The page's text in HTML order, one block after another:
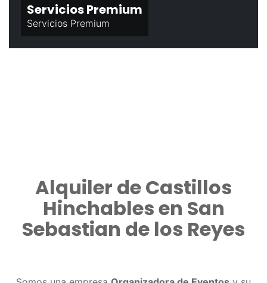
Servicios Premium
Servicios Premium
Alquiler de Castillos
Hinchables en San
Sebastian de los Reyes